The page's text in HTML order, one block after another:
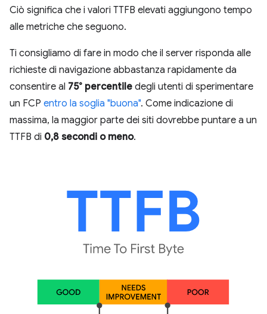
Ciò significa che i valori TTFB elevati aggiungono tempo
alle metriche che seguono.
Ti consigliamo di fare in modo che il server risponda alle
richieste di navigazione abbastanza rapidamente da
consentire al 75° percentile degli utenti di sperimentare
un FCP entro la soglia "buona". Come indicazione di
massima, la maggior parte dei siti dovrebbe puntare a un
TTFB di 0,8 secondi o meno.